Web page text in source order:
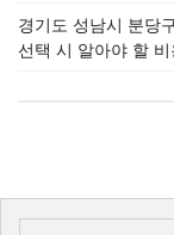
경기도 성남시 분당
선택 시 알아야 할